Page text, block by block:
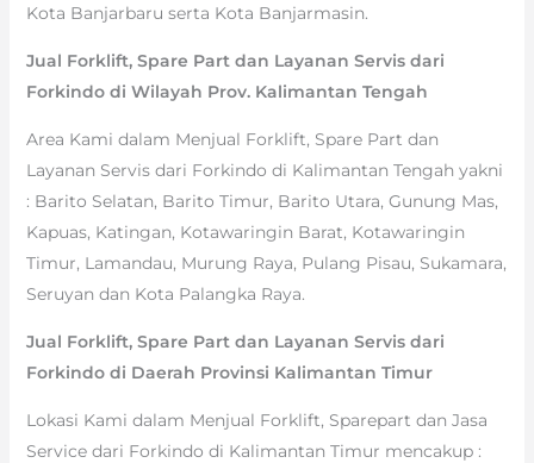
Kota Banjarbaru serta Kota Banjarmasin.
Jual Forklift, Spare Part dan Layanan Servis dari
Forkindo di Wilayah Prov. Kalimantan Tengah
Area Kami dalam Menjual Forklift, Spare Part dan
Layanan Servis dari Forkindo di Kalimantan Tengah yakni
: Barito Selatan, Barito Timur, Barito Utara, Gunung Mas,
Kapuas, Katingan, Kotawaringin Barat, Kotawaringin
Timur, Lamandau, Murung Raya, Pulang Pisau, Sukamara,
Seruyan dan Kota Palangka Raya.
Jual Forklift, Spare Part dan Layanan Servis dari
Forkindo di Daerah Provinsi Kalimantan Timur
Lokasi Kami dalam Menjual Forklift, Sparepart dan Jasa
Service dari Forkindo di Kalimantan Timur mencakup :